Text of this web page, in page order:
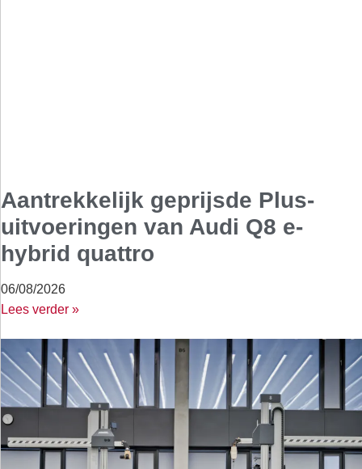
Aantrekkelijk geprijsde Plus-
uitvoeringen van Audi Q8 e-
hybrid quattro
06/08/2026
Lees verder »